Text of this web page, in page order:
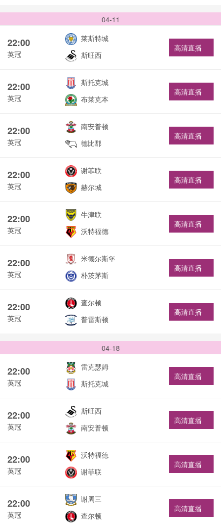
04-11
22:00
英冠
莱斯特城
斯旺西
高清直播
22:00
英冠
斯托克城
布莱克本
高清直播
22:00
英冠
南安普顿
德比郡
高清直播
22:00
英冠
谢菲联
赫尔城
高清直播
22:00
英冠
牛津联
沃特福德
高清直播
22:00
英冠
米德尔斯堡
朴茨茅斯
高清直播
22:00
英冠
查尔顿
普雷斯顿
高清直播
04-18
22:00
英冠
雷克瑟姆
斯托克城
高清直播
22:00
英冠
斯旺西
南安普顿
高清直播
22:00
英冠
沃特福德
谢菲联
高清直播
22:00
英冠
谢周三
查尔顿
高清直播